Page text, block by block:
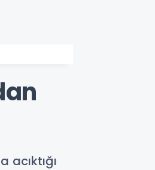
acıktığı